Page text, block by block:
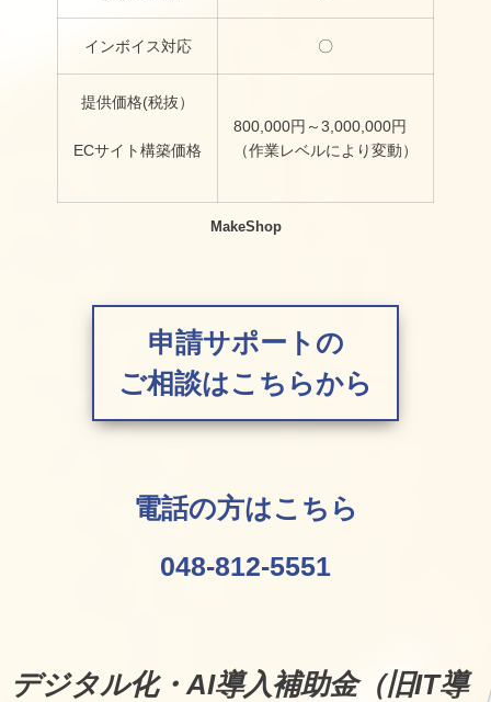
インボイス対応 〇
提供価格(税抜）
ECサイト構築価格
800,000円～3,000,000円
（作業レベルにより変動）
MakeShop
申請サポートの
ご相談はこちらから
電話の方はこちら
048-812-5551
デジタル化・AI導入補助金（旧IT導